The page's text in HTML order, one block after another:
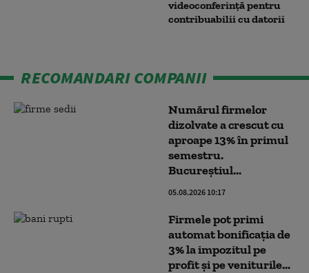
videoconferință pentru
contribuabilii cu datorii
RECOMANDARI COMPANII
Numărul firmelor
dizolvate a crescut cu
aproape 13% în primul
semestru.
Bucureștiul...
05.08.2026 10:17
Firmele pot primi
automat bonificația de
3% la impozitul pe
profit și pe veniturile...